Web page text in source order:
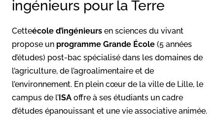
ingénieurs pour la Terre
Cetteécole d’ingénieurs en sciences du vivant
propose un programme Grande École (5 années
d’études) post-bac spécialisé dans les domaines de
l’agriculture, de l’agroalimentaire et de
l’environnement. En plein cœur de la ville de Lille, le
campus de l’ISA offre à ses étudiants un cadre
d’études épanouissant et une vie associative animée.